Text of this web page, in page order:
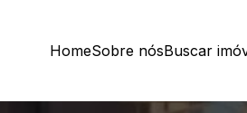
HomeSobre nósBuscar